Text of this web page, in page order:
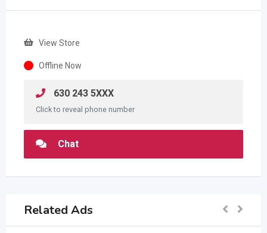
View Store
Offline Now
630 243 5XXX
Click to reveal phone number
Chat
Related Ads